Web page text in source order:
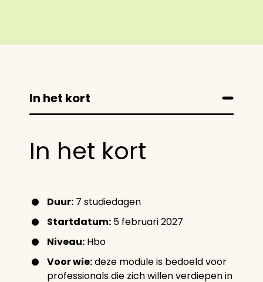
In het kort
In het kort
Duur: 7 studiedagen
Startdatum: 5 februari 2027
Niveau: Hbo
Voor wie:deze module is bedoeld voor
professionals die zich willen verdiepen in